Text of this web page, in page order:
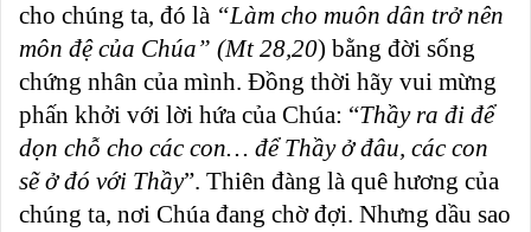
cho chúng ta, đó là “Làm cho muôn dân trở nên
môn đệ của Chúa” (Mt 28,20) bằng đời sống
chứng nhân của mình. Đồng thời hãy vui mừng
phấn khởi với lời hứa của Chúa: “Thầy ra đi để
dọn chỗ cho các con… để Thầy ở đâu, các con
sẽ ở đó với Thầy”. Thiên đàng là quê hương của
chúng ta, nơi Chúa đang chờ đợi. Nhưng dầu sao